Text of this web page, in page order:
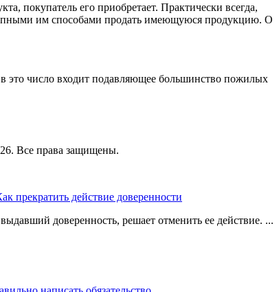
покупатель его приобретает. Практически всегда,
им способами продать имеющуюся продукцию. О
это число входит подавляющее большинство пожилых
прекратить действие доверенности
доверенность, решает отменить ее действие. ...
Все права защищены.